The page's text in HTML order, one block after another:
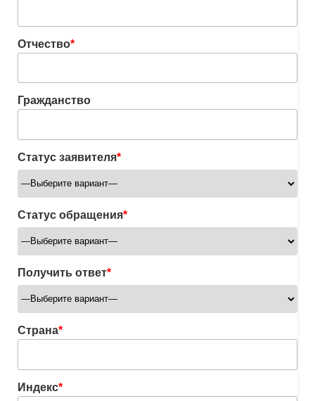
Отчество*
Гражданство
Статус заявителя*
Статус обращения*
Получить ответ*
Страна*
Индекс*